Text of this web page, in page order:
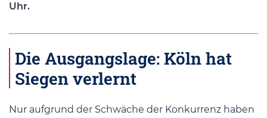
Uhr.
Die Ausgangslage: Köln hat
Siegen verlernt
Nur aufgrund der Schwäche der Konkurrenz haben